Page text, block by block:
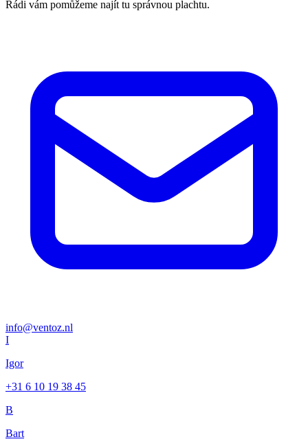
Rádi vám pomůžeme najít tu správnou plachtu.
info@ventoz.nl
I
Igor
+31 6 10 19 38 45
B
Bart